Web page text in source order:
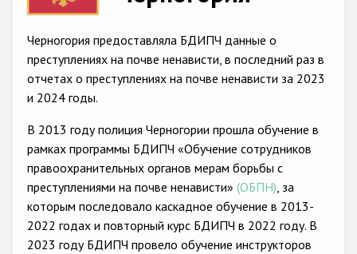
Anti-Roma hate crime
Anti-Semitic hate crime
Anti-Christian hate crime
Other hate crime based on religion or belief
Gender-based hate crime
Anti-LGBTI hate crime
Черногория предоставляла БДИПЧ данные о
преступлениях на почве ненависти, в последний раз в
отчетах о преступлениях на почве ненависти за 2023
и 2024 годы.
В 2013 году полиция Черногории прошла обучение в
рамках программы БДИПЧ «Обучение сотрудников
правоохранительных органов мерам борьбы с
преступлениями на почве ненависти» (ОБПН), за
которым последовало каскадное обучение в 2013-
2022 годах и повторный курс БДИПЧ в 2022 году. В
2023 году БДИПЧ провело обучение инструкторов